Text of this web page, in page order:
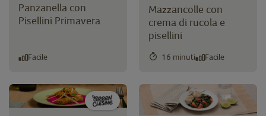
Panzanella con
Pisellini Primavera
Facile
Mazzancolle con
crema di rucola e
pisellini
16 minuti Facile